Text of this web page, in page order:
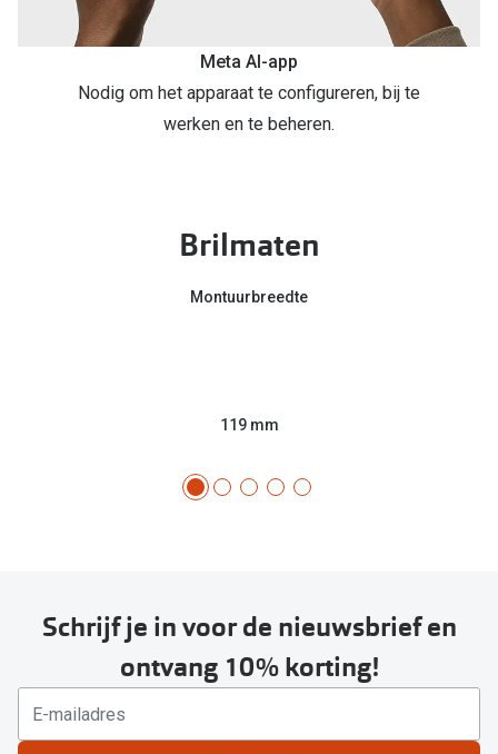
Meta AI-app
Nodig om het apparaat te configureren, bij te
werken en te beheren.
Brilmaten
Montuurbreedte
119 mm
Schrijf je in voor de nieuwsbrief en
ontvang 10% korting!